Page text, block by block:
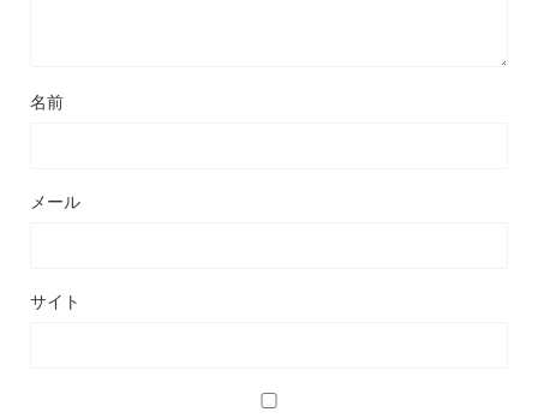
名前
メール
サイト